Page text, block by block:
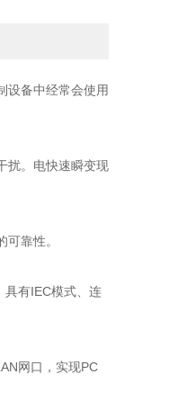
设备中经常会使用
扰。电快速瞬变现
靠性。
有IEC模式、连
网口，实现PC